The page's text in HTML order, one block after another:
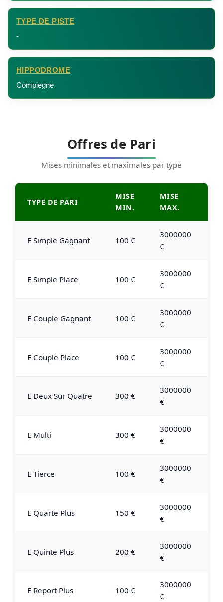
TYPE DE PISTE
-
HIPPODROME
Compiegne
Offres de Pari
Mises minimales et maximales par type
TYPE DE PARI
MISE
MIN.
MISE
MAX.
E Simple Gagnant 100 €
3000000
€
E Simple Place 100 €
3000000
€
E Couple Gagnant 100 €
3000000
€
E Couple Place 100 €
3000000
€
E Deux Sur Quatre 300 €
3000000
€
E Multi 300 €
3000000
€
E Tierce 100 €
3000000
€
E Quarte Plus 150 €
3000000
€
E Quinte Plus 200 €
3000000
€
E Report Plus 100 €
3000000
€